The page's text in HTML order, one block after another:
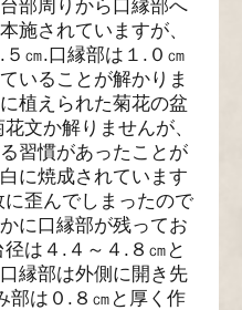
部周りから口縁部へ
施されていますが、
㎝.口縁部は１.０㎝
いることが解かりま
植えられた菊花の盆
文か解りませんが、
習慣があったことが
に焼成されています
歪んでしまったので
に口縁部が残ってお
は４.４～４.８㎝と
縁部は外側に開き先
部は０.８㎝と厚く作